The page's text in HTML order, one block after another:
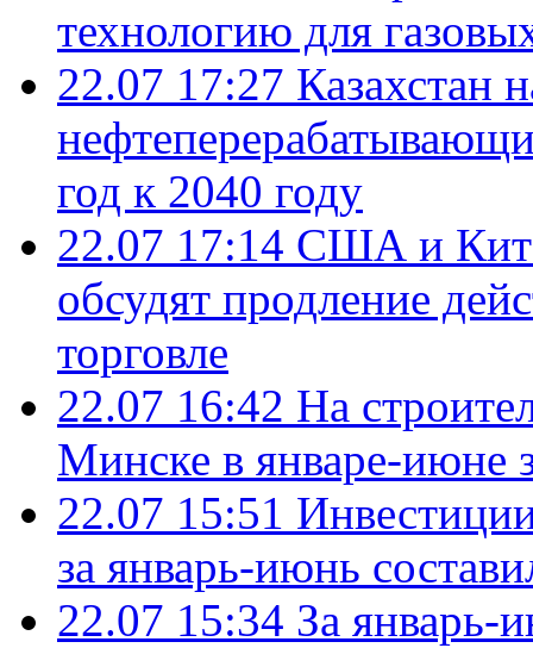
технологию для
22.07 17:27 Казахстан
год к 2040 году
22.07 17:14 США и
обсудят продление
торговле
22.07 16:42 На
Минске в январе-июне
22.07 15:51
за январь-июнь
22.07 15:34 За январь-